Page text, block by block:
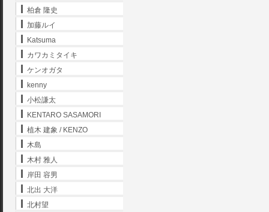
柏倉 隆史
加藤ルイ
Katsuma
カワカミタイキ
ケンオガタ
kenny
小松謙太
KENTARO SASAMORI
植木 建象 / KENZO
木島
木村 雅人
岸田 容男
北出 大洋
北村望